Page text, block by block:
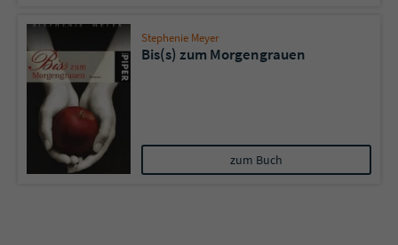
Stephenie Meyer
Bis(s) zum Morgengrauen
zum Buch